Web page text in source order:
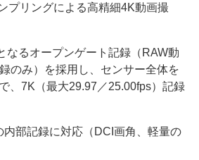
プリングによる高精細4K動画撮
なるオープンゲート記録（RAW動
のみ）を採用し、センサー全体を
、7K（最大29.97／25.00fps）記録
部記録に対応（DCI画角
、軽量の